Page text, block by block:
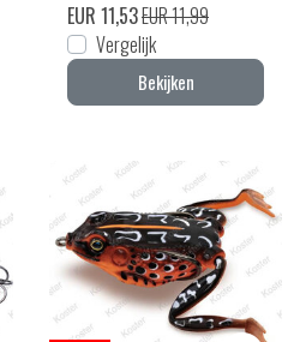
EUR 11,53EUR 11,99
Vergelijk
Bekijken